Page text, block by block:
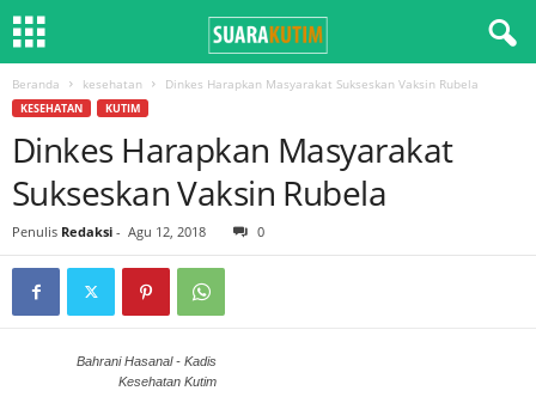
Beranda kesehatan Dinkes Harapkan Masyarakat Sukseskan Vaksin Rubela
KESEHATAN KUTIM
Dinkes Harapkan Masyarakat
Sukseskan Vaksin Rubela
Penulis Redaksi - Agu 12, 2018 0
Bahrani Hasanal - Kadis
Kesehatan Kutim